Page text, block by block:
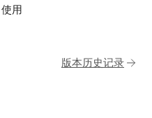
使用
版本历史记录